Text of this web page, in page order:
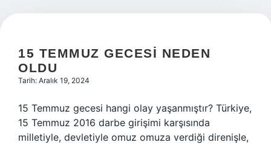
15 TEMMUZ GECESI NEDEN
OLDU
Tarih: Aralık 19, 2024
15 Temmuz gecesi hangi olay yaşanmıştır? Türkiye,
15 Temmuz 2016 darbe girişimi karşısında
milletiyle, devletiyle omuz omuza verdiği direnişle,